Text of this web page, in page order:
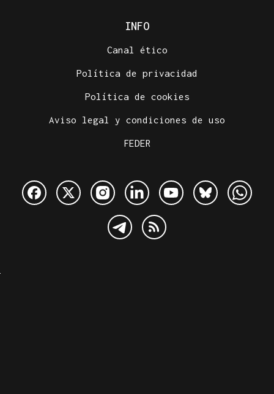
INFO
Canal ético
Política de privacidad
Política de cookies
Aviso legal y condiciones de uso
FEDER